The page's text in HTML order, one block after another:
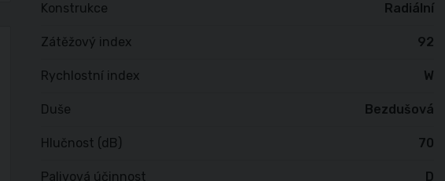
Konstrukce Radiální
Zátěžový index 92
Rychlostní index W
Duše Bezdušová
Hlučnost (dB) 70
Palivová účinnost D